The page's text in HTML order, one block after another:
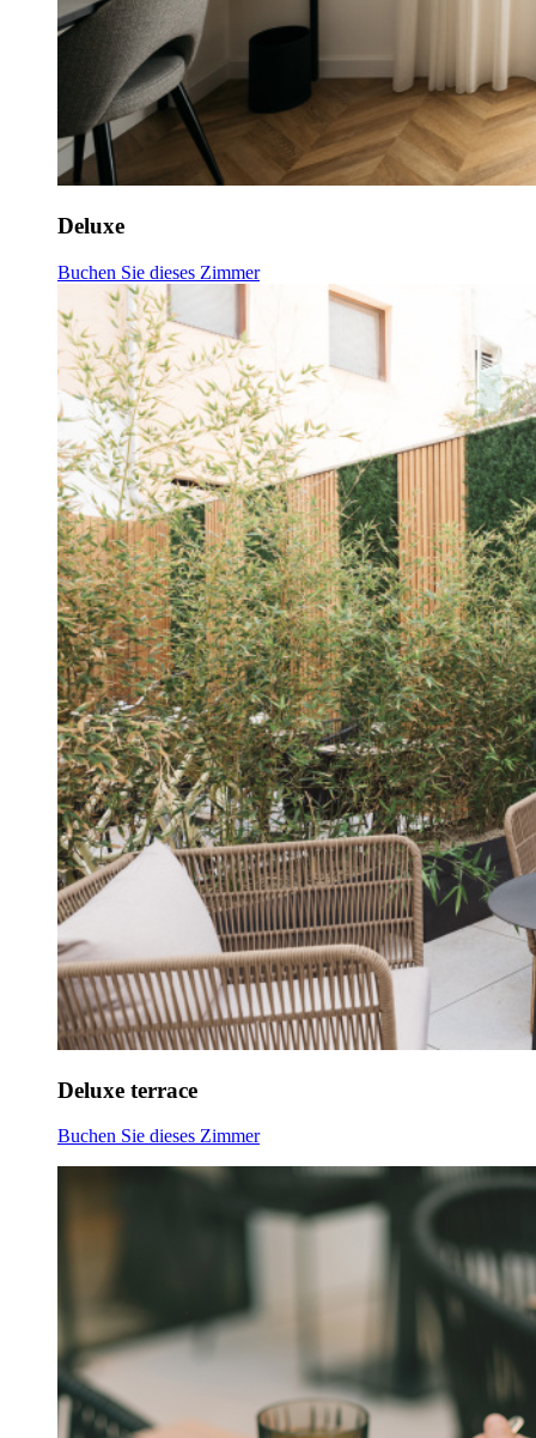
Deluxe
Buchen Sie dieses Zimmer
Deluxe terrace
Buchen Sie dieses Zimmer